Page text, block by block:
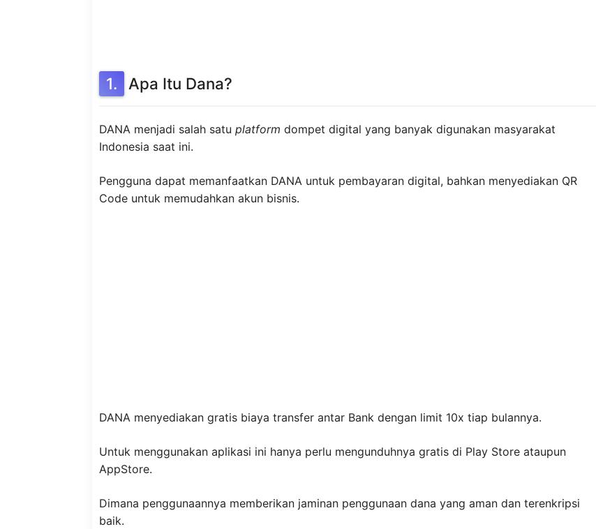
Apa Itu Dana?
DANA menjadi salah satu platform dompet digital yang banyak digunakan masyarakat
Indonesia saat ini.
Pengguna dapat memanfaatkan DANA untuk pembayaran digital, bahkan menyediakan QR
Code untuk memudahkan akun bisnis.
DANA menyediakan gratis biaya transfer antar Bank dengan limit 10x tiap bulannya.
Untuk menggunakan aplikasi ini hanya perlu mengunduhnya gratis di Play Store ataupun
AppStore.
Dimana penggunaannya memberikan jaminan penggunaan dana yang aman dan terenkripsi
baik.